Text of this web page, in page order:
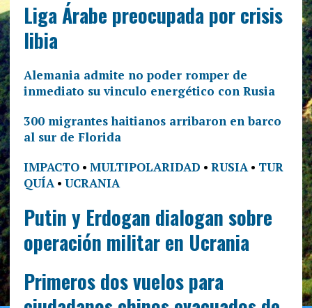
Liga Árabe preocupada por crisis
libia
Alemania admite no poder romper de
inmediato su vinculo energético con Rusia
300 migrantes haitianos arribaron en barco
al sur de Florida
IMPACTO• MULTIPOLARIDAD • RUSIA• TUR
QUÍA• UCRANIA
Putin y Erdogan dialogan sobre
operación militar en Ucrania
Primeros dos vuelos para